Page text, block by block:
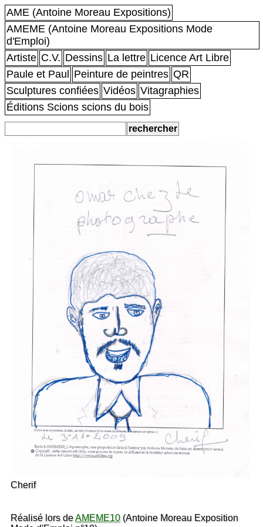
AME (Antoine Moreau Expositions)
AMEME (Antoine Moreau Expositions Mode
d'Emploi)
Artiste C.V. Dessins La lettre Licence Art Libre
Paule et Paul
Peinture de peintres QR
Sculptures confiées Vidéos Vitagraphies
Éditions Scions scions du bois
Cherif
Réalisé lors deAMEME10(Antoine Moreau Exposition